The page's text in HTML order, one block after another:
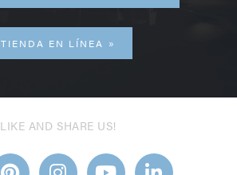
TIENDA EN LÍNEA
LIKE AND SHARE US!